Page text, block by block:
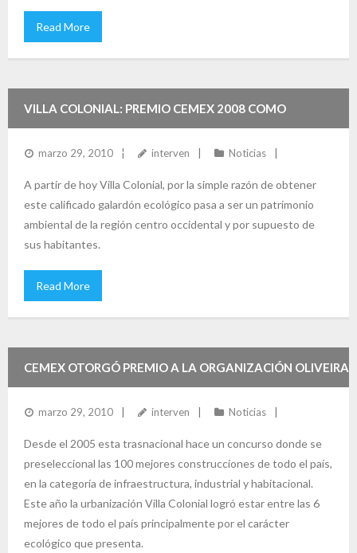
Read More
VILLA COLONIAL: PREMIO CEMEX 2008 COMO
URBANIZACIÓN ECOLÓGICA
marzo 29, 2010 interven Noticias
A partir de hoy Villa Colonial, por la simple razón de obtener
este calificado galardón ecológico pasa a ser un patrimonio
ambiental de la región centro occidental y por supuesto de
sus habitantes.
Read More
CEMEX OTORGÓ PREMIO A LA ORGANIZACIÓN OLIVEIRA
marzo 29, 2010 interven Noticias
Desde el 2005 esta trasnacional hace un concurso donde se
preseleccional las 100 mejores construcciones de todo el país,
en la categoría de infraestructura, industrial y habitacional.
Este año la urbanización Villa Colonial logró estar entre las 6
mejores de todo el país principalmente por el carácter
ecológico que presenta.